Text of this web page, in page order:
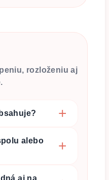
rozloženiu aj
alebo
aj na